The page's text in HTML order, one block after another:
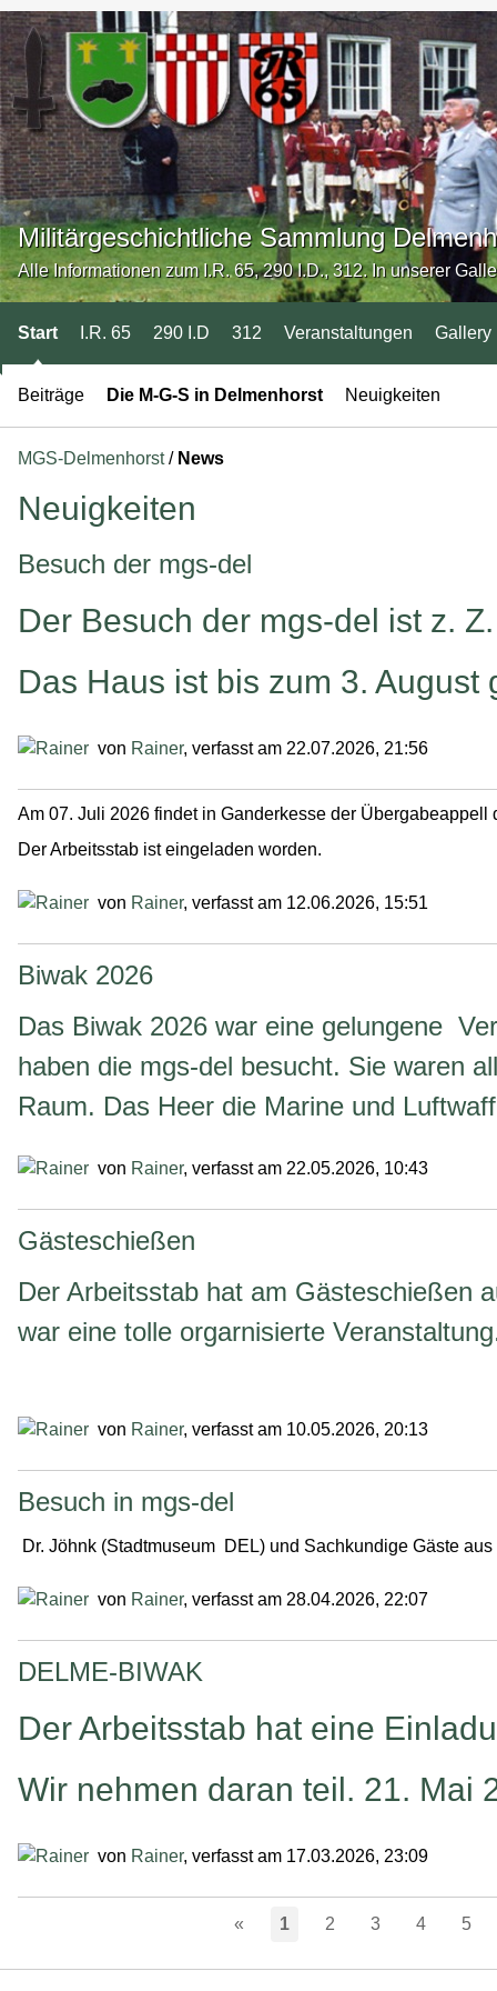
Militärgeschichtliche Sammlung
Alle Informationen zum I.R. 65, 290 I.D., 312. In unserer
Start I.R. 65 290 I.D 312 Veranstaltungen Gallery
Beiträge Die M-G-S in Delmenhorst Neuigkeiten
MGS-Delmenhorst/ News
Neuigkeiten
Besuch der mgs-del
Der Besuch der mgs-del ist z.
Das Haus ist bis zum 3. August
von Rainer, verfasst am 22.07.2026, 21:56
Am 07. Juli 2026 findet in Ganderkesse der Übergabeappell
Der Arbeitsstab ist eingeladen worden.
von Rainer, verfasst am 12.06.2026, 15:51
Biwak 2026
Das Biwak 2026 war eine gelungene
haben die mgs-del besucht. Sie waren
Raum. Das Heer die Marine und
von Rainer, verfasst am 22.05.2026, 10:43
Gästeschießen
Der Arbeitsstab hat am Gästeschießen
war eine tolle orgarnisierte
von Rainer, verfasst am 10.05.2026, 20:13
Besuch in mgs-del
Dr. Jöhnk (Stadtmuseum DEL) und Sachkundige Gäste
von Rainer, verfasst am 28.04.2026, 22:07
DELME-BIWAK
Der Arbeitsstab hat eine
Wir nehmen daran teil. 21. Mai
von Rainer, verfasst am 17.03.2026, 23:09
« 1 2 3 4 5